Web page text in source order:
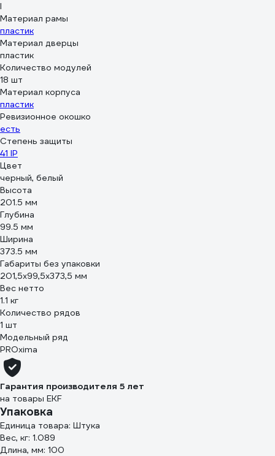
I
Материал рамы
пластик
Материал дверцы
пластик
Количество модулей
18 шт
Материал корпуса
пластик
Ревизионное окошко
есть
Степень защиты
41 IP
Цвет
черный, белый
Высота
201.5 мм
Глубина
99.5 мм
Ширина
373.5 мм
Габариты без упаковки
201,5х99,5х373,5 мм
Вес нетто
1.1 кг
Количество рядов
1 шт
Модельный ряд
PROxima
Гарантия производителя 5 лет
на товары EKF
Упаковка
Единица товара: Штука
Вес, кг: 1.089
Длина, мм: 100